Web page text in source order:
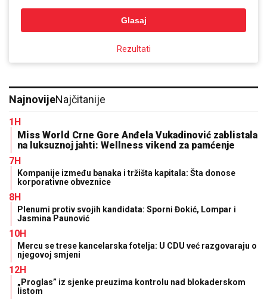
Glasaj
Rezultati
NajnovijeNajčitanije
1H
Miss World Crne Gore Anđela Vukadinović zablistala
na luksuznoj jahti: Wellness vikend za pamćenje
7H
Kompanije između banaka i tržišta kapitala: Šta donose
korporativne obveznice
8H
Plenumi protiv svojih kandidata: Sporni Đokić, Lompar i
Jasmina Paunović
10H
Mercu se trese kancelarska fotelja: U CDU već razgovaraju o
njegovoj smjeni
12H
„Proglas” iz sjenke preuzima kontrolu nad blokaderskom
listom